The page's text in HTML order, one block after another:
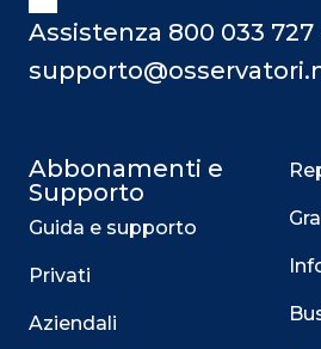
Assistenza 800 033 727
Abbonamenti e
Supporto
Guida e supporto
Privati
Aziendali